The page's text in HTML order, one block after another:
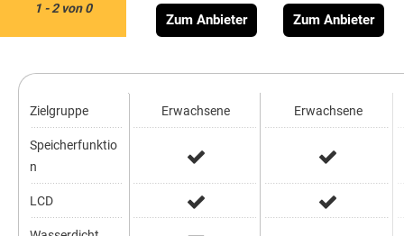
1-2von0
Zum Anbieter Zum Anbieter
Zielgruppe
Speicherfunktio
n
LCD
Erwachsene Erwachsene